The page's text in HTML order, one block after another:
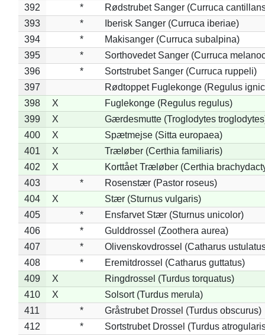
392
*
Rødstrubet Sanger (Curruca
393
*
Iberisk Sanger (Curruca iberiae)
394
*
Makisanger (Curruca subalpina)
395
*
Sorthovedet Sanger (Curruca
396
*
Sortstrubet Sanger (Curruca ruppeli)
397
Rødtoppet Fuglekonge (Regulus
398
X
Fuglekonge (Regulus regulus)
399
X
Gærdesmutte (Troglodytes
400
X
Spætmejse (Sitta europaea)
401
X
Træløber (Certhia familiaris)
402
X
Korttået Træløber (Certhia
403
*
Rosenstær (Pastor roseus)
404
X
Stær (Sturnus vulgaris)
405
*
Ensfarvet Stær (Sturnus unicolor)
406
*
Gulddrossel (Zoothera aurea)
407
*
Olivenskovdrossel (Catharus
408
*
Eremitdrossel (Catharus guttatus)
409
X
Ringdrossel (Turdus torquatus)
410
X
Solsort (Turdus merula)
411
*
Gråstrubet Drossel (Turdus obscurus)
412
*
Sortstrubet Drossel (Turdus